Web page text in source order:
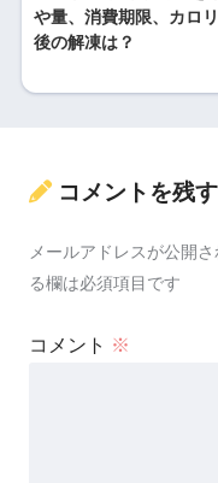
や量、消費期限、カロ
後の解凍は？
コメントを残す
メールアドレスが公開
る欄は必須項目です
コメント ※